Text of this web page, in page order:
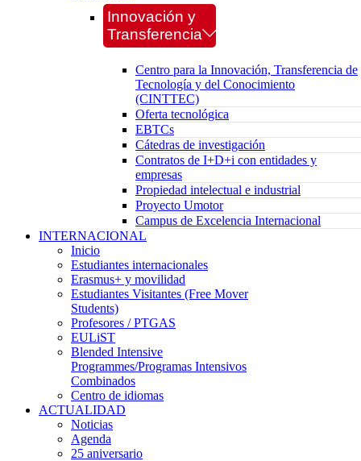
Innovación y
Transferencia
Centro para la Innovación, Transferencia de
Tecnología y del Conocimiento
(CINTTEC)
Oferta tecnológica
EBTCs
Cátedras de investigación
Contratos de I+D+i con entidades y
empresas
Propiedad intelectual e industrial
Proyecto Umotor
Campus de Excelencia Internacional
INTERNACIONAL
Inicio
Estudiantes internacionales
Erasmus+ y movilidad
Estudiantes Visitantes (Free Mover
Students)
Profesores / PTGAS
EULiST
Blended Intensive
Programmes/Programas Intensivos
Combinados
Centro de idiomas
ACTUALIDAD
Noticias
Agenda
25 aniversario